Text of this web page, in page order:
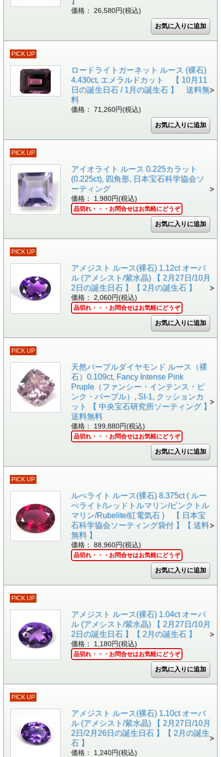
価格： 26,580円(税込)
PICK UP
ロードライトガーネット ルース (裸石)
4.430ct, エメラルドカット 【 10月11
日の誕生日石 / 1月の誕生石 】 送料無
料
価格： 71,260円(税込)
PICK UP
アイオライト ルース 0.225カラット
(0.225ct), 四角形, 日本宝石科学協会ソ
ーティング
価格： 1,980円(税込)
品切れ・・・お問合せはお気軽にどうぞ
PICK UP
アメジスト ルース(裸石) 1.12ct オーバ
ル (アメシスト/紫水晶) 【 2月27日/10月
2日の誕生日石 】【 2月の誕生石 】
価格： 2,060円(税込)
品切れ・・・お問合せはお気軽にどうぞ
PICK UP
天然パープルダイヤモンド ルース（裸
石）0.109ct, Fancy Intense Pink
Pruple（ファンシー・インテンス・ピ
ンク・パープル）, SI-1, クッションカ
ット 【 中央宝石研究所ソーティング 】
送料無料
価格： 199,880円(税込)
品切れ・・・お問合せはお気軽にどうぞ
PICK UP
ルべライト ルース(裸石) 8.375ct ( ルー
べライト/レッドトルマリン/ピンクトル
マリン/Rubelite/紅電気石 ) 【 日本宝
石科学協会ソーティング袋付 】【 送料
無料 】
価格： 88,960円(税込)
品切れ・・・お問合せはお気軽にどうぞ
PICK UP
アメジスト ルース(裸石) 1.04ct オーバ
ル (アメシスト/紫水晶) 【 2月27日/10月
2日の誕生日石 】【 2月の誕生石 】
価格： 1,180円(税込)
品切れ・・・お問合せはお気軽にどうぞ
PICK UP
アメジスト ルース(裸石) 1.10ct オーバ
ル (アメシスト/紫水晶) 【 2月27日/10月
2日/2月26日の誕生日石 】【 2月の誕生
石 】
価格： 1,240円(税込)